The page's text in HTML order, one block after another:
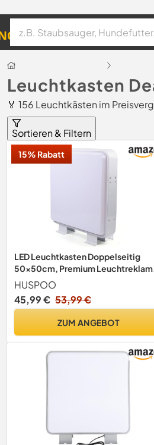
Leuchtkasten
🏅 156 Leuchtkästen im
Sortieren & Filtern
15% Rabatt
LED Leuchtkasten Doppelseitig
50x50cm, Premium
220V, IP44 Wasserdicht für
Außenbereich, Wandmontage
(Weiß)
HUSPOO
45,99 € 53,99 €
ZUM ANGEBOT